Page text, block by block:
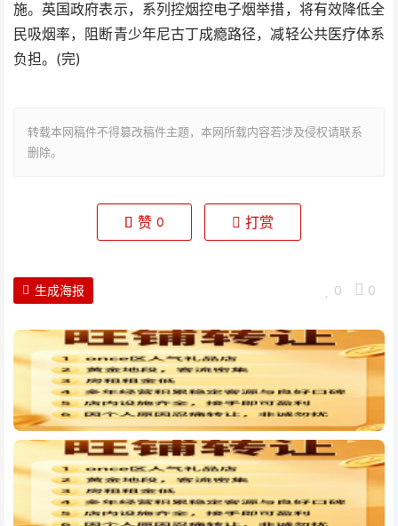
施。英国政府表示，系列控烟控电子烟举措，将有效降低全
民吸烟率，阻断青少年尼古丁成瘾路径，减轻公共医疗体系
负担。(完)
转载本网稿件不得篡改稿件主题，本网所载内容若涉及侵权请联系
删除。
赞 0 打赏
0 0
生成海报